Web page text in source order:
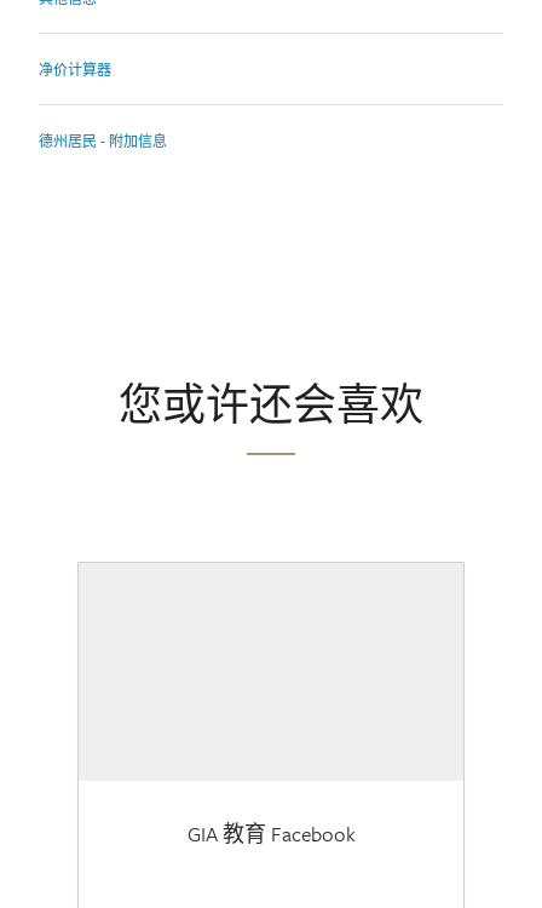
净价计算器
德州居民 - 附加信息
您或许还会喜欢
GIA 教育 Facebook